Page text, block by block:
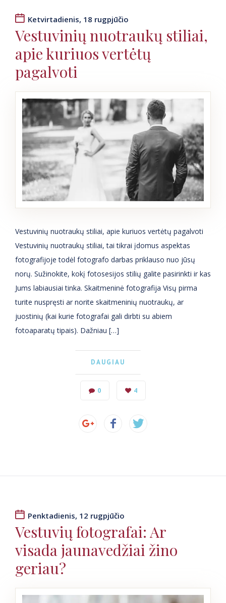
Ketvirtadienis, 18 rugpjūčio
Vestuvinių nuotraukų stiliai,
apie kuriuos vertėtų
pagalvoti
Vestuvinių nuotraukų stiliai, apie kuriuos vertėtų pagalvoti
Vestuvinių nuotraukų stiliai, tai tikrai įdomus aspektas
fotografijoje todėl fotografo darbas priklauso nuo jūsų
norų. Sužinokite, kokį fotosesijos stilių galite pasirinkti ir kas
Jums labiausiai tinka. Skaitmeninė fotografija Visų pirma
turite nuspręsti ar norite skaitmeninių nuotraukų, ar
juostinių (kai kurie fotografai gali dirbti su abiem
fotoaparatų tipais). Dažniau […]
DAUGIAU
0 4
Penktadienis, 12 rugpjūčio
Vestuvių fotografai: Ar
visada jaunavedžiai žino
geriau?